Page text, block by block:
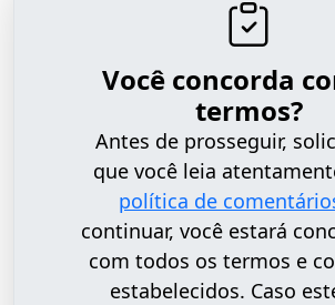
Você concorda
termos?
Antes de prosseguir,
que você leia
política de
continuar, você estará
com todos os termos e
estabelecidos. Caso